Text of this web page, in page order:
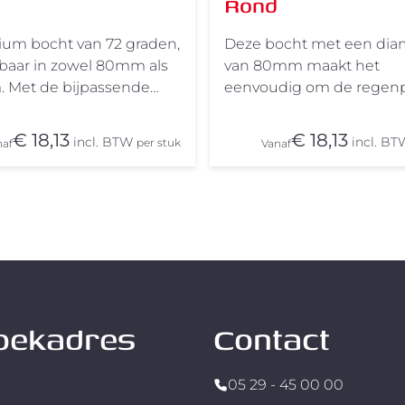
bocht van 72 graden,
in zowel 80mm als
Met de bijpassende
een fluitje van een
soepele installaties en
€ 18,13 incl. BTW per stuk
Deze bocht met een
van 80mm maakt het
eenvoudig om de
Met de bijpassende
regenpijpen is het
graden.
Vanaf€ 18,13 incl.
Contact
05 29 - 45 00 00